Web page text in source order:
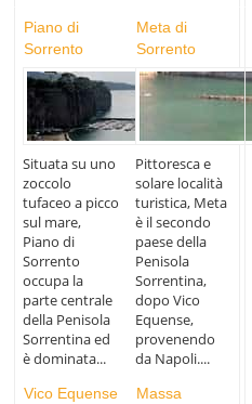
Piano di
Sorrento
Situata su uno
zoccolo
tufaceo a picco
sul mare,
Piano di
Sorrento
occupa la
parte centrale
della Penisola
Sorrentina ed
è dominata...
Meta di
Sorrento
Pittoresca e
solare località
turistica, Meta
è il secondo
paese della
Penisola
Sorrentina,
dopo Vico
Equense,
provenendo
da Napoli....
Vico Equense
Massa